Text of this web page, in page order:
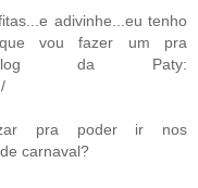
adivinhe...eu tenho
que vou fazer um pra
da Paty:
pra poder ir nos
carnaval?